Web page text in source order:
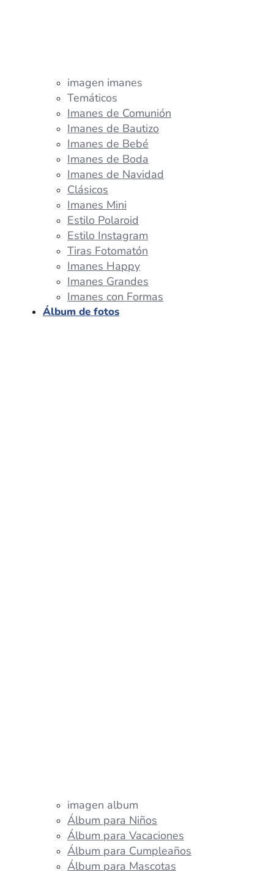
imagen imanes
Temáticos
Imanes de Comunión
Imanes de Bautizo
Imanes de Bebé
Imanes de Boda
Imanes de Navidad
Clásicos
Imanes Mini
Estilo Polaroid
Estilo Instagram
Tiras Fotomatón
Imanes Happy
Imanes Grandes
Imanes con Formas
Álbum de fotos
imagen album
Álbum para Niños
Álbum para Vacaciones
Álbum para Cumpleaños
Álbum para Mascotas